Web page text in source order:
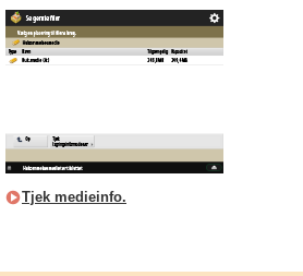
Tjek medieinfo.